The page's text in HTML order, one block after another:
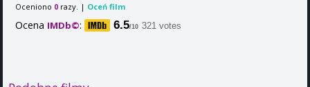
Oceniono 0 razy. | Oceń film
Ocena IMDb©: 6.5/10 321 votes